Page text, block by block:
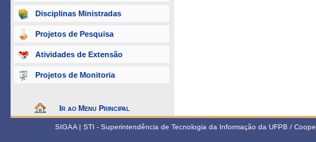
Disciplinas Ministradas
Projetos de Pesquisa
Atividades de Extensão
Projetos de Monitoria
Ir ao Menu Principal
SIGAA | STI - Superintendência de Tecnologia da Informação da UFPB /